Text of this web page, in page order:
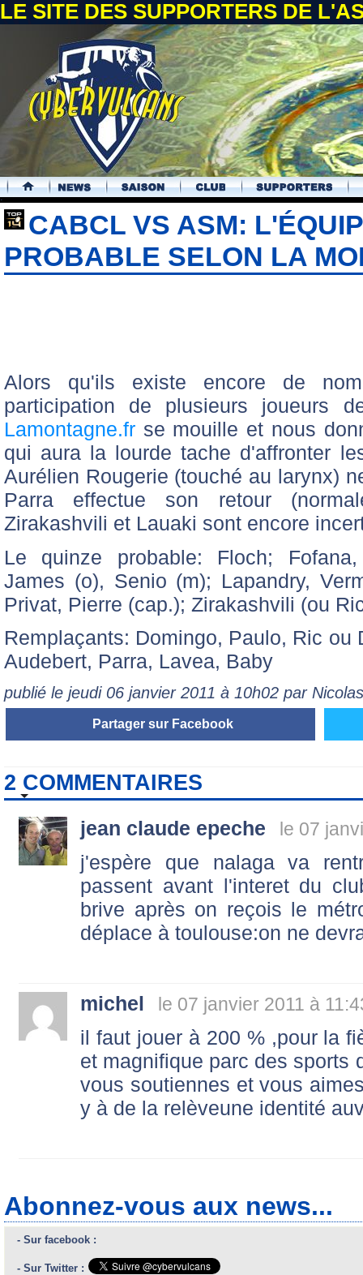
LE SITE DES SUPPORTERS DE
.
CABCL VS ASM:
PROBABLE SELON LA
Alors qu'ils existe encore de
participation de plusieurs joueurs
Lamontagne.fr se mouille et nous
qui aura la lourde tache d'affronter
Aurélien Rougerie (touché au larynx)
Parra effectue son retour
Zirakashvili et Lauaki sont encore
Le quinze probable: Floch;
James (o), Senio (m); Lapandry,
Privat, Pierre (cap.); Zirakashvili (ou
Remplaçants: Domingo, Paulo, Ric ou
Audebert, Parra, Lavea, Baby
publié le jeudi 06 janvier 2011 à 10h02 par
Partager sur Facebook
2 COMMENTAIRES
jean claude epeche le 07
j'espère que nalaga va
passent avant l'interet du
brive après on reçois le
déplace à toulouse:on ne
michel le 07 janvier 2011 à
il faut jouer à 200 % ,pour la
et magnifique parc des sports
vous soutiennes et vous
y à de la relèveune identité
Abonnez-vous aux news...
- Sur facebook :
- Sur Twitter :